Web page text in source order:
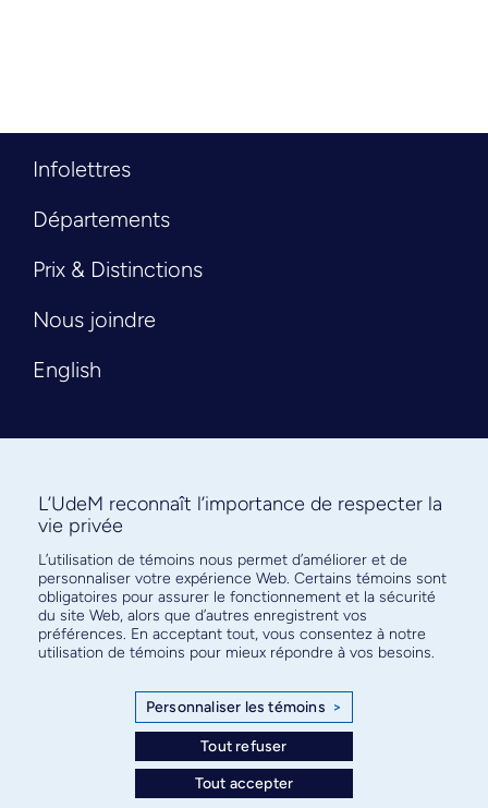
Infolettres
Départements
Prix & Distinctions
Nous joindre
English
Abonnez-vous à notre infolettre
pour connaître l’actualité facultaire
L’UdeM reconnaît l’importance de respecter la
vie privée
L’utilisation de témoins nous permet d’améliorer et de
personnaliser votre expérience Web. Certains témoins sont
obligatoires pour assurer le fonctionnement et la sécurité
du site Web, alors que d’autres enregistrent vos
préférences. En acceptant tout, vous consentez à notre
utilisation de témoins pour mieux répondre à vos besoins.
Personnaliser les témoins >
Tout refuser
Tout accepter